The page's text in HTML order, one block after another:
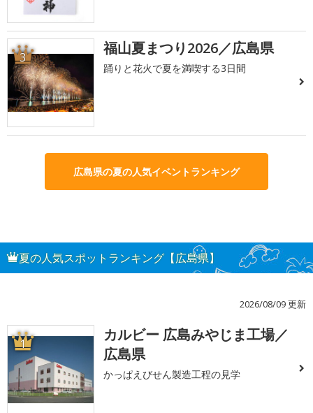
3 福山夏まつり2026／広島県
踊りと花火で夏を満喫する3日間
広島県の夏の人気イベントランキング
夏の人気スポットランキング【広島県】
2026/08/09 更新
1
カルビー 広島みやじま工場／
広島県
かっぱえびせん製造工程の見学